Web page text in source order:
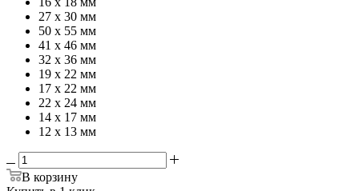
27 х 30 мм
50 х 55 мм
41 х 46 мм
32 х 36 мм
19 х 22 мм
17 х 22 мм
22 х 24 мм
14 х 17 мм
12 х 13 мм
В корзину